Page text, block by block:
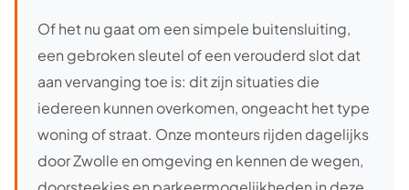
Of het nu gaat om een simpele buitensluiting,
een gebroken sleutel of een verouderd slot dat
aan vervanging toe is: dit zijn situaties die
iedereen kunnen overkomen, ongeacht het type
woning of straat. Onze monteurs rijden dagelijks
door Zwolle en omgeving en kennen de wegen,